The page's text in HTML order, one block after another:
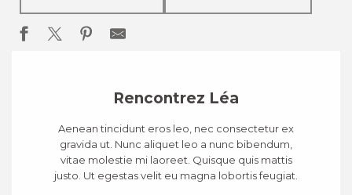
Rencontrez Léa
Aenean tincidunt eros leo, nec consectetur ex
gravida ut. Nunc aliquet leo a nunc bibendum,
vitae molestie mi laoreet. Quisque quis mattis
justo. Ut egestas velit eu magna lobortis feugiat.